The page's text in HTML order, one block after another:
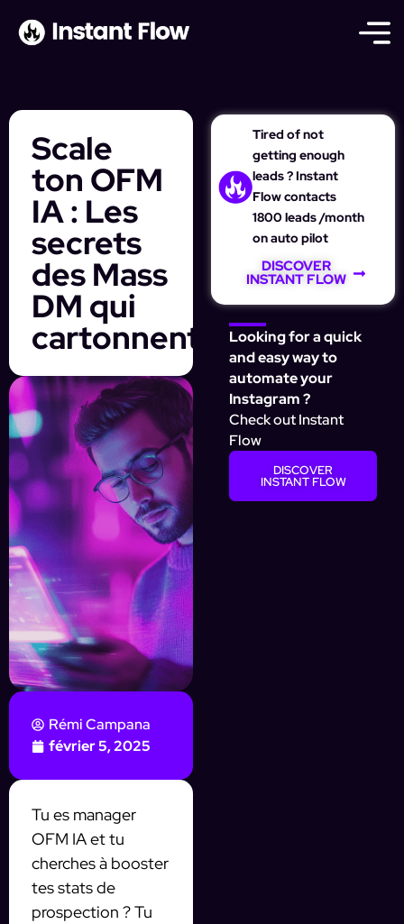
Scale
ton OFM
IA : Les
secrets
des Mass
DM qui
cartonnent
Rémi Campana
février 5, 2025
Tu es manager
OFM IA et tu
cherches à booster
tes stats de
prospection ? Tu
Tired of not
getting enough
leads ? Instant
Flow contacts
1800 leads /month
on auto pilot
DISCOVER
INSTANT FLOW
Looking for a quick
and easy way to
automate your
Instagram ?
Check out Instant
Flow
DISCOVER
INSTANT FLOW